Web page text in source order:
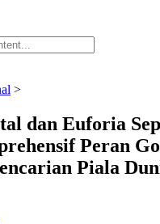
>
dan Euforia
Peran
Piala